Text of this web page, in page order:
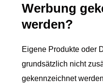
Werbung
werden?
Eigene Produkte oder
grundsätzlich nicht
gekennzeichnet